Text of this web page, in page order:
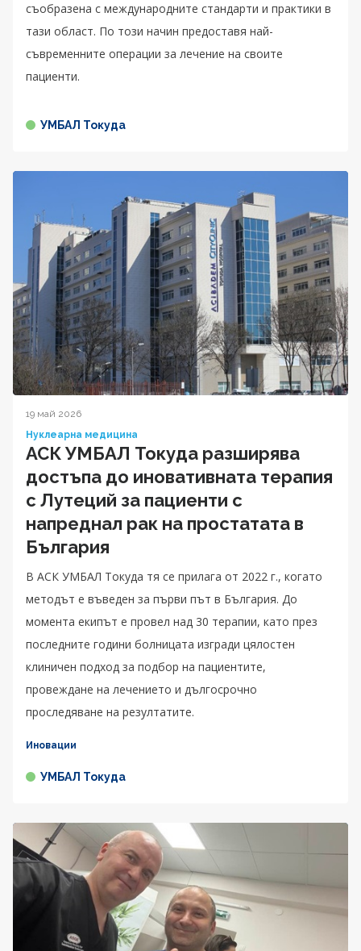
съобразена с международните стандарти и практики в
тази област. По този начин предоставя най-
съвременните операции за лечение на своите
пациенти.
УМБАЛ Токуда
19 май 2026
Нуклеарна медицина
АСК УМБАЛ Токуда разширява
достъпа до иновативната терапия
с Лутеций за пациенти с
напреднал рак на простатата в
България
В АСК УМБАЛ Токуда тя се прилага от 2022 г., когато
методът е въведен за първи път в България. До
момента екипът е провел над 30 терапии, като през
последните години болницата изгради цялостен
клиничен подход за подбор на пациентите,
провеждане на лечението и дългосрочно
проследяване на резултатите.
Иновации
УМБАЛ Токуда